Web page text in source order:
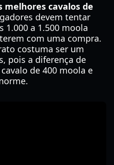
melhores cavalos de
devem tentar
1.000 a 1.500 moola
com uma compra.
costuma ser um
pois a diferença de
de 400 moola e